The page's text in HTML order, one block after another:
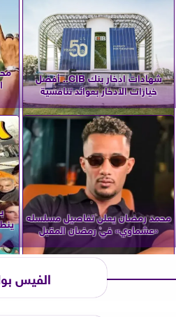
شهادات ادخار بنك CIB.. أفضل
خيارات الادخار بعوائد تنافسية
محمد رمضان يعلن تفاصيل مسلسله
«عشماوي» في رمضان المقبل
الفيس